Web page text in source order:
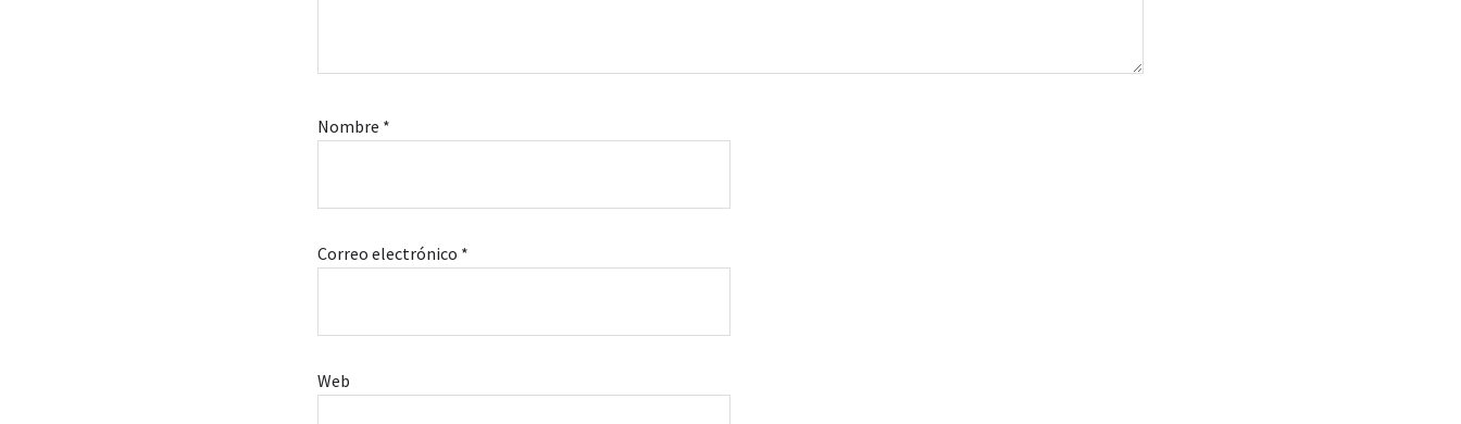
Nombre *
Correo electrónico *
Web